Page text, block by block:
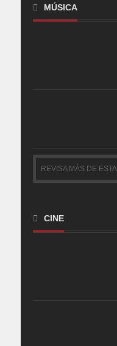
MÚSICA
REVISA MÁS DE
CINE